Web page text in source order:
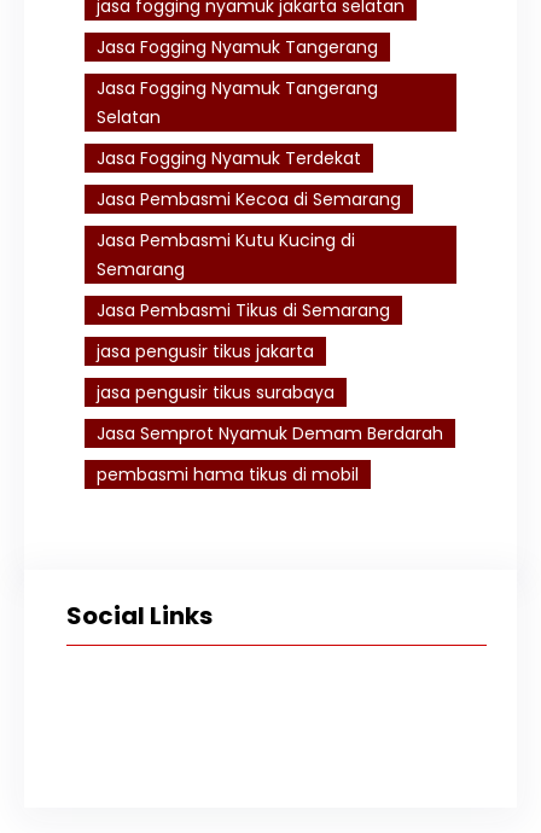
jasa fogging nyamuk jakarta selatan
Jasa Fogging Nyamuk Tangerang
Jasa Fogging Nyamuk Tangerang
Selatan
Jasa Fogging Nyamuk Terdekat
Jasa Pembasmi Kecoa di Semarang
Jasa Pembasmi Kutu Kucing di
Semarang
Jasa Pembasmi Tikus di Semarang
jasa pengusir tikus jakarta
jasa pengusir tikus surabaya
Jasa Semprot Nyamuk Demam Berdarah
pembasmi hama tikus di mobil
Social Links